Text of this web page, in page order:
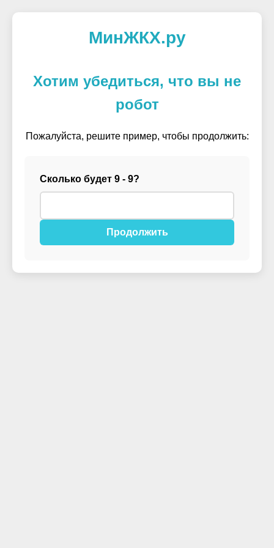
МинЖКХ.ру
Хотим убедиться, что вы не
робот
Пожалуйста, решите пример, чтобы продолжить:
Сколько будет 9 - 9?
Продолжить